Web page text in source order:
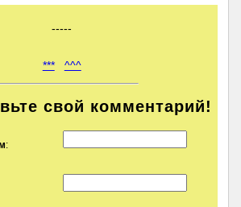
-----
*** ^^^
свой комментарий!
: